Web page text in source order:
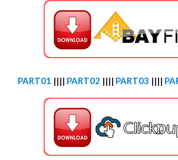
PART01 |||| PART02 |||| PART03 ||||